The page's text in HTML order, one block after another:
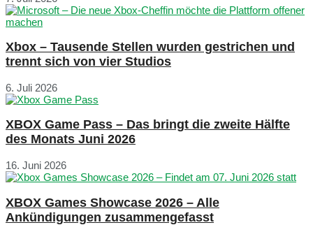
Xbox – Tausende Stellen wurden gestrichen und
trennt sich von vier Studios
6. Juli 2026
XBOX Game Pass – Das bringt die zweite Hälfte
des Monats Juni 2026
16. Juni 2026
XBOX Games Showcase 2026 – Alle
Ankündigungen zusammengefasst